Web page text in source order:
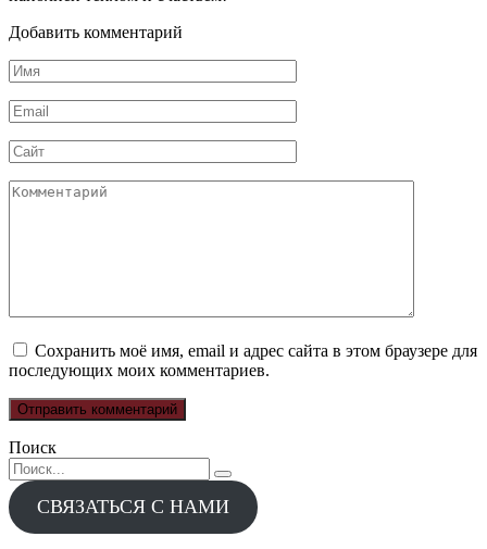
Добавить комментарий
Имя
*
Email
*
Сайт
Комментарий
Сохранить моё имя, email и адрес сайта в этом браузере для
последующих моих комментариев.
Поиск
Search
for:
СВЯЗАТЬСЯ С НАМИ